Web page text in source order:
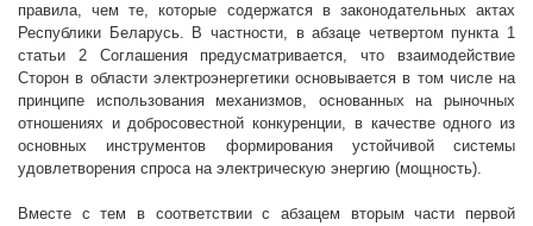
правила, чем те, которые содержатся в законодательных актах
Республики Беларусь. В частности, в абзаце четвертом пункта 1
статьи 2 Соглашения предусматривается, что взаимодействие
Сторон в области электроэнергетики основывается в том числе на
принципе использования механизмов, основанных на рыночных
отношениях и добросовестной конкуренции, в качестве одного из
основных инструментов формирования устойчивой системы
удовлетворения спроса на электрическую энергию (мощность).
Вместе с тем в соответствии с абзацем вторым части первой